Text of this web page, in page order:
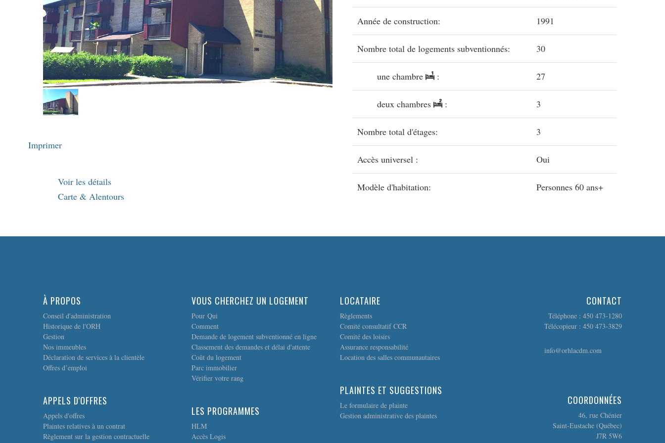
Imprimer
Voir les détails
Carte & Alentours
Année de construction: 1991
Nombre total de logements subventionnés: 30
une chambre : 27
deux chambres : 3
Nombre total d'étages: 3
Accès universel : Oui
Modèle d'habitation: Personnes 60 ans+
À PROPOS
Conseil d'administration
Historique de l'ORH
Gestion
Nos immeubles
Déclaration de services à la clientèle
Offres d’emploi
APPELS D'OFFRES
Appels d'offres
Plaintes relatives à un contrat
Règlement sur la gestion contractuelle
VOUS CHERCHEZ UN LOGEMENT
Pour Qui
Comment
Demande de logement subventionné en ligne
Classement des demandes et délai d'attente
Coût du logement
Parc immobilier
Vérifier votre rang
LES PROGRAMMES
HLM
Accès Logis
LOCATAIRE
Règlements
Comité consultatif CCR
Comité des loisirs
Assurance responsabilité
Location des salles communautaires
PLAINTES ET SUGGESTIONS
Le formulaire de plainte
Gestion administrative des plaintes
CONTACT
Téléphone : 450 473-1280
Télécopieur : 450 473-3829
info@orhlacdm.com
COORDONNÉES
46, rue Chénier
Saint-Eustache (Québec)
J7R 5W6